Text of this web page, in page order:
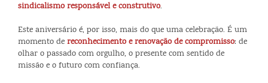
sindicalismo responsável e construtivo.
Este aniversário é, por isso, mais do que uma celebração. É um
momento de reconhecimento e renovação de compromisso: de
olhar o passado com orgulho, o presente com sentido de
missão e o futuro com confiança.